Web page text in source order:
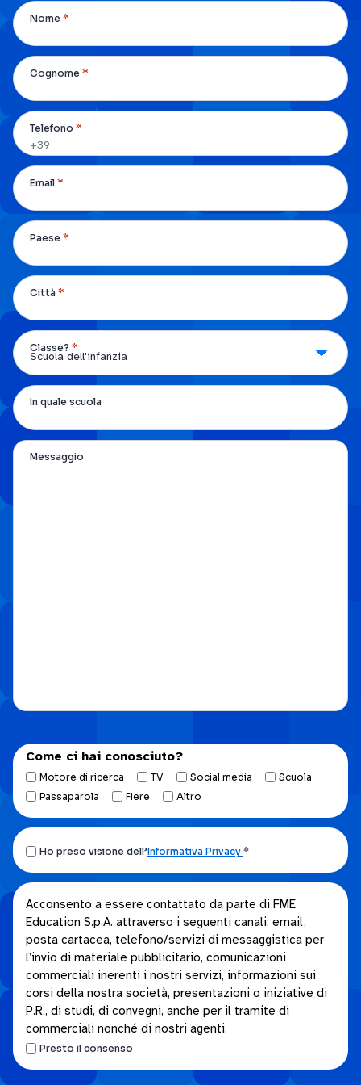
Nome *
Cognome *
Telefono *
Email *
Paese *
Città *
Classe? *
In quale scuola
Messaggio
Come ci hai conosciuto?
Motore di ricerca TV Social media
Scuola
Passaparola
Fiere Altro
Ho
preso
visione
dell’Informativa
privacy.
*
Ho preso visione dell’Informativa Privacy *
Acconsento
a
essere
contattato
da
parte
FME
Acconsento a essere contattato da parte di FME
Education S.p.A. attraverso i seguenti canali: email,
posta cartacea, telefono/servizi di messaggistica per
l’invio di materiale pubblicitario, comunicazioni
commerciali inerenti i nostri servizi, informazioni sui
corsi della nostra società, presentazioni o iniziative di
P.R., di studi, di convegni, anche per il tramite di
commerciali nonché di nostri agenti.
Presto il consenso